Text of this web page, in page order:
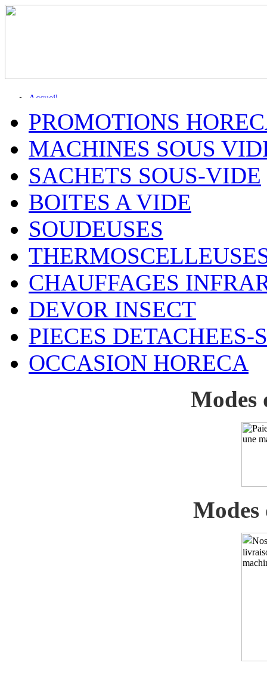
Accueil
Contact
Plan du site
Mon compte
PROMOTIONS
MACHINES SOUS
SACHETS SOUS-VIDE
BOITES A VIDE
SOUDEUSES
CHAUFFAGES
DEVOR INSECT
PIECES DETACHEES-
OCCASION HORECA
Modes